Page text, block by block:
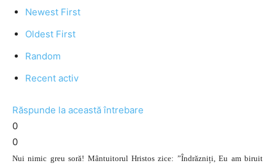
Newest First
Oldest First
Random
Recent activ
Răspunde la această întrebare
0
0
Nui nimic greu soră! Mântuitorul Hristos zice: ”Îndrăzniți, Eu am biruit